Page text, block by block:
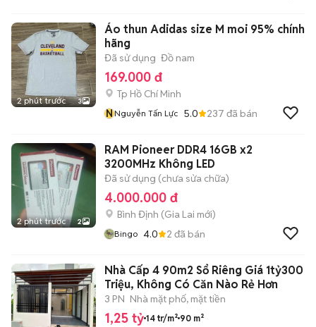
2 phút trước 3
Áo thun Adidas size M moi 95% chính
hãng
Đã sử dụng Đồ nam
169.000 đ
Tp Hồ Chí Minh
NNguyễn Tấn Lực 5.0 237 đã bán
2 phút trước 2
RAM Pioneer DDR4 16GB x2
3200MHz Không LED
Đã sử dụng (chưa sửa chữa)
4.000.000 đ
Bình Định (Gia Lai mới)
Bingo 4.0 2 đã bán
Nhà Cấp 4 90m2 Sổ Riêng Giá 1tỷ300
Triệu, Không Có Căn Nào Rẻ Hơn
3 PN Nhà mặt phố, mặt tiền
1,25 tỷ 14 tr/m² 90 m²